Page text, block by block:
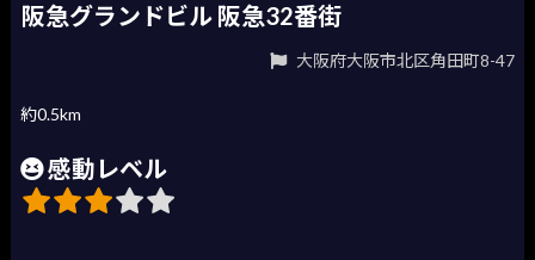
阪急グランドビル 阪急32番街
大阪府大阪市北区角田町8-47
約0.5km
感動レベル